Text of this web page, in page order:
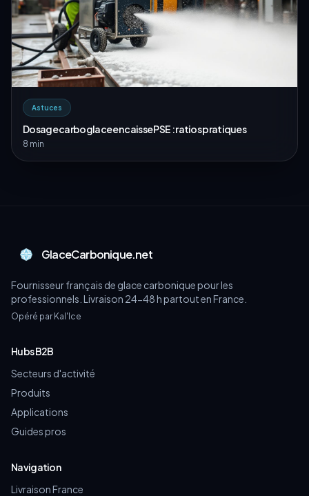
Astuces
Dosage carboglace en caisse PSE : ratios pratiques
8 min
GlaceCarbonique.net
Fournisseur français de glace carbonique pour les
professionnels. Livraison 24-48 h partout en France.
Opéré par Kal'Ice
Hubs B2B
Secteurs d'activité
Produits
Applications
Guides pros
Navigation
Livraison France